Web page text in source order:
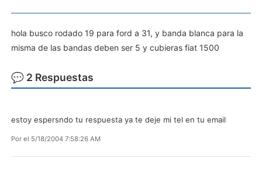
hola busco rodado 19 para ford a 31, y banda blanca para la
misma de las bandas deben ser 5 y cubieras fiat 1500
💬 2 Respuestas
estoy espersndo tu respuesta ya te deje mi tel en tu email
Por el 5/18/2004 7:58:26 AM